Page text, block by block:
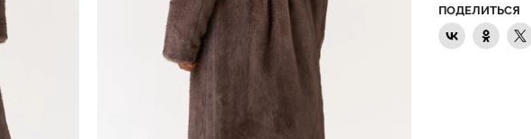
ПОДЕЛИТЬСЯ